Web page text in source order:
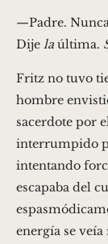
—Padre.
Dije la última.
Fritz no tuvo
hombre
sacerdote por
interrumpido
intentando
escapaba del
energía se